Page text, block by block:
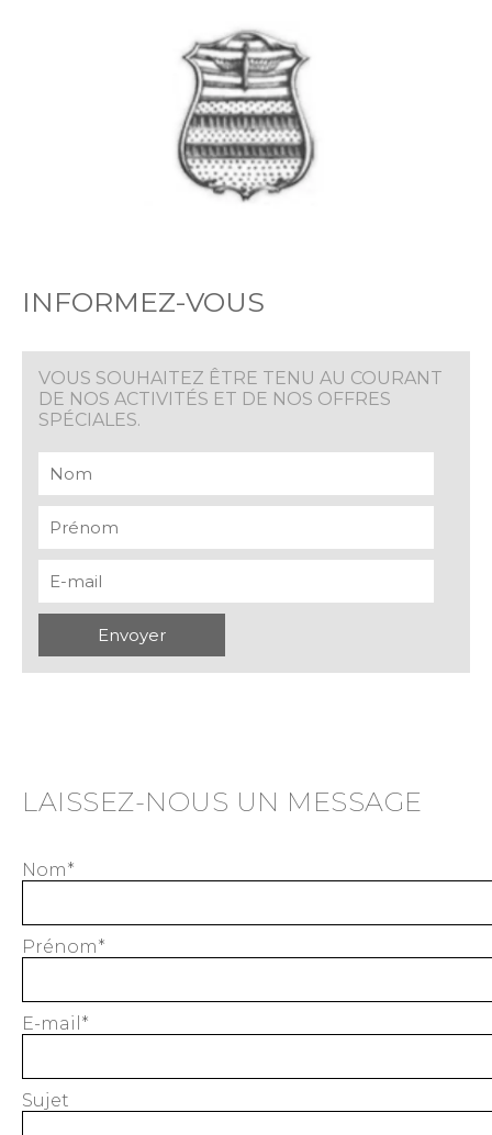
INFORMEZ-VOUS
VOUS SOUHAITEZ ÊTRE TENU AU COURANT
DE NOS ACTIVITÉS ET DE NOS OFFRES
SPÉCIALES.
LAISSEZ-NOUS UN MESSAGE
Nom*
Prénom*
E-mail*
Sujet